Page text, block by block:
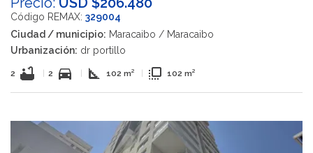
Código REMAX: 329004
Ciudad / municipio: Maracaibo / Maracaibo
Urbanización: dr portillo
2 bathtub 2 directions_car square_foot 102 m² flip_to_front 102 m²